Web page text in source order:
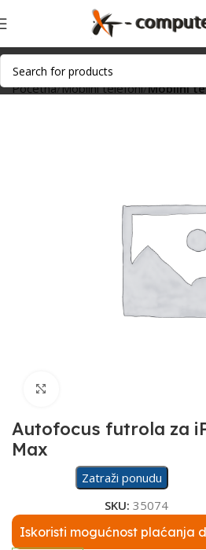
Početna Mobilni telefoni Mobilni
Autofocus futrola za
Max
Zatraži ponudu
SKU: 35074
Iskoristi mogućnost plaćanja